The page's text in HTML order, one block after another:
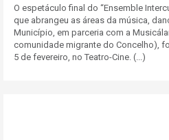
O espetáculo final do “Ensemble
que abrangeu as áreas da música,
Município, em parceria com a
comunidade migrante do Concelho),
5 de fevereiro, no Teatro-Cine. (...)